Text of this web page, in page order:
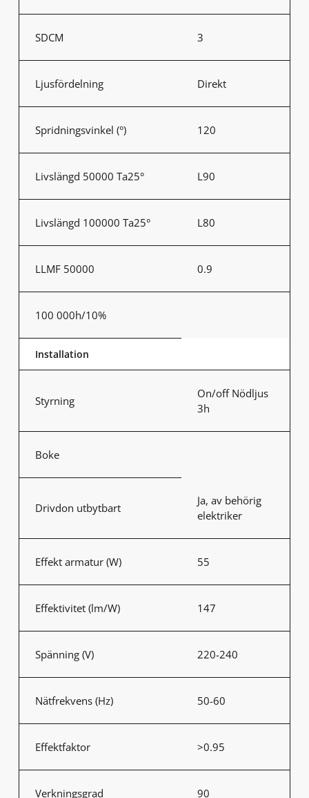
SDCM 3
Ljusfördelning Direkt
Spridningsvinkel (°) 120
Livslängd 50000 Ta25° L90
Livslängd 100000 Ta25° L80
LLMF 50000 0.9
100 000h/10%
Installation
Styrning
On/off Nödljus
3h
Boke
Drivdon utbytbart
Ja, av behörig
elektriker
Effekt armatur (W) 55
Effektivitet (lm/W) 147
Spänning (V) 220-240
Nätfrekvens (Hz) 50-60
Effektfaktor >0.95
Verkningsgrad 90